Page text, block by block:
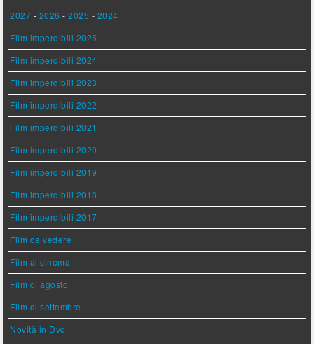
2027 - 2026 -2025 - 2024
Film imperdibili 2025
Film imperdibili 2024
Film imperdibili 2023
Film imperdibili 2022
Film imperdibili 2021
Film imperdibili 2020
Film imperdibili 2019
Film imperdibili 2018
Film imperdibili 2017
Film da vedere
Film al cinema
Film di agosto
Film di settembre
Novità in Dvd